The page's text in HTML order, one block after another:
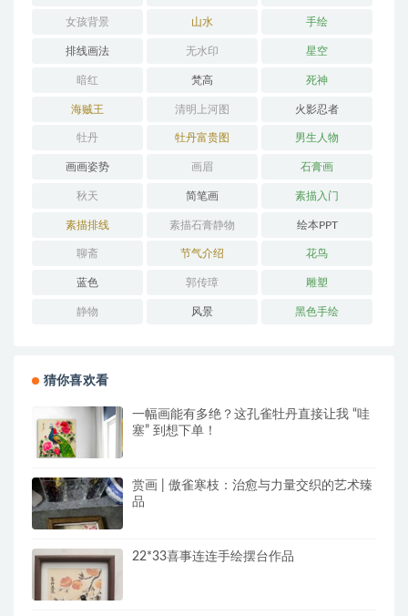
女孩背景 山水 手绘
排线画法 无水印 星空
暗红 梵高 死神
海贼王 清明上河图 火影忍者
牡丹 牡丹富贵图 男生人物
画画姿势 画眉 石膏画
秋天 简笔画 素描入门
素描排线 素描石膏静物 绘本PPT
聊斋 节气介绍 花鸟
蓝色 郭传璋 雕塑
静物 风景 黑色手绘
猜你喜欢看
一幅画能有多绝？这孔雀牡丹直接让我 “哇
塞” 到想下单！
赏画 | 傲雀寒枝：治愈与力量交织的艺术臻
品
22*33喜事连连手绘摆台作品